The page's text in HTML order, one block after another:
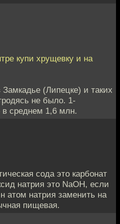
купи хрущевку и на
(Липецке) и таких
не было. 1-
среднем 1,6 млн.
сода это карбонат
натрия это NaOH, если
атом натрия заменить на
пищевая.